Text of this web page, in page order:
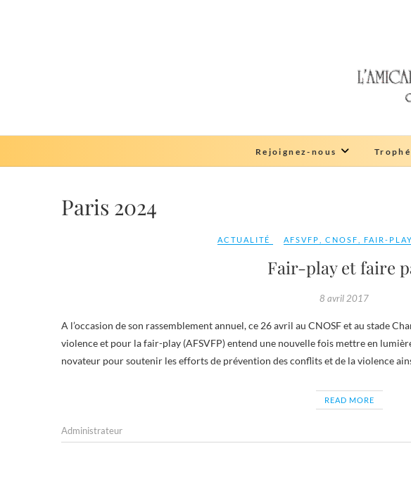
Rejoignez-nous
Paris 2024
ACTUALITÉ AFSVFP CNOSF FAIR-PLAY
Fair-play et faire
8 avril 2017
A l’occasion de son rassemblement annuel, ce 26 avril au CNOSF et au stade Charléty, l’Association française pour un sport sans
violence et pour la fair-play (AFSVFP) entend une nouvelle fois mettre en
novateur pour soutenir les efforts de prévention des conflits et de la violence
READ MORE
Administrateur